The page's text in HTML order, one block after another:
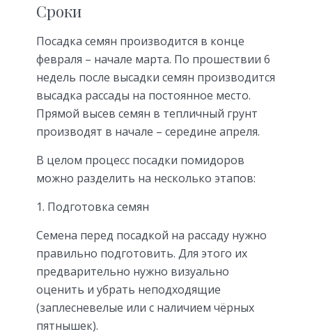
Сроки
Посадка семян производится в конце
февраля – начале марта. По прошествии 6
недель после высадки семян производится
высадка рассады на постоянное место.
Прямой высев семян в тепличный грунт
производят в начале – середине апреля.
В целом процесс посадки помидоров
можно разделить на несколько этапов:
1. Подготовка семян
Семена перед посадкой на рассаду нужно
правильно подготовить. Для этого их
предварительно нужно визуально
оценить и убрать неподходящие
(заплесневелые или с наличием чёрных
пятнышек).